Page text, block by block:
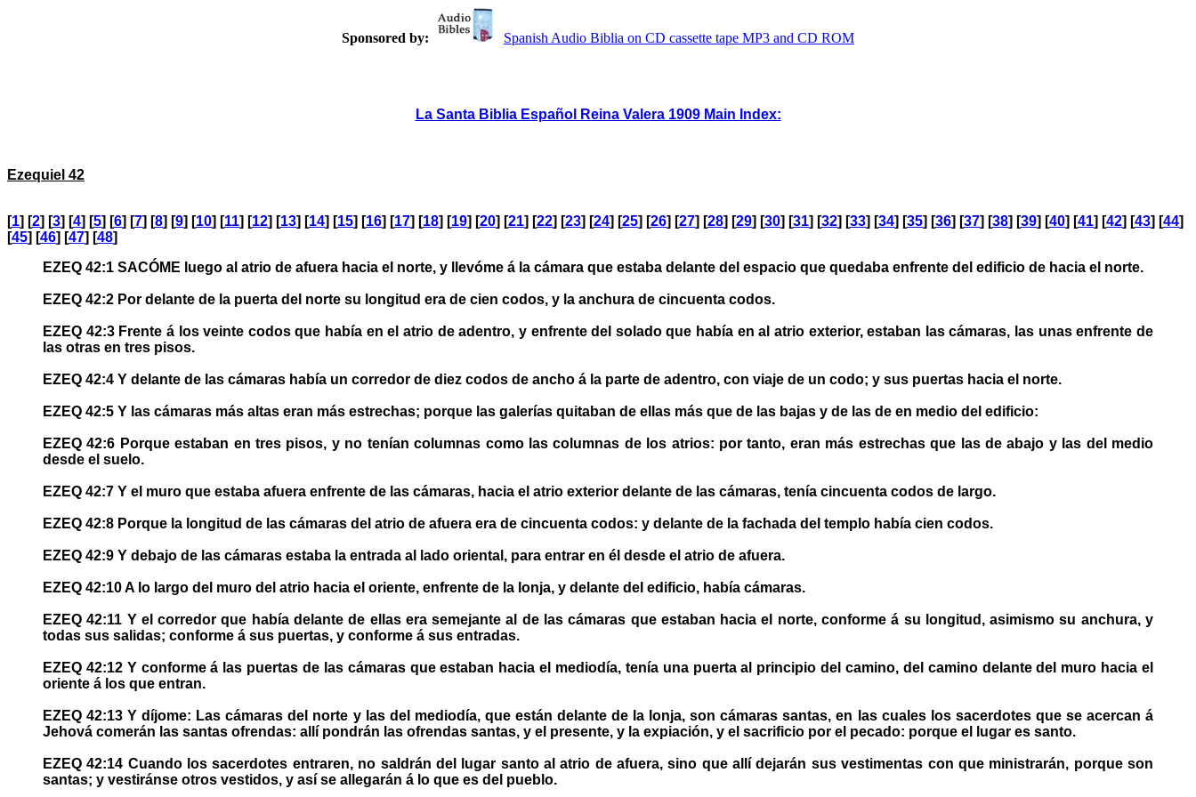
Sponsored by: Spanish Audio Biblia on CD cassette tape MP3 and CD ROM
La Santa Biblia Español Reina Valera 1909 Main Index:
Ezequiel 42
[1] [2] [3] [4] [5] [6] [7] [8] [9] [10] [11] [12] [13] [14] [15] [16] [17] [18] [19] [20] [21] [22] [23] [24] [25] [26] [27] [28] [29] [30] [31] [32] [33] [34] [35] [36] [37] [38] [39] [40] [41] [42] [43] [44]
[45] [46] [47] [48]
EZEQ 42:1 SACÓME luego al atrio de afuera hacia el norte, y llevóme á la cámara que estaba delante del espacio que quedaba enfrente del edificio de hacia el norte.
EZEQ 42:2 Por delante de la puerta del norte su longitud era de cien codos, y la anchura de cincuenta codos.
EZEQ 42:3 Frente á los veinte codos que había en el atrio de adentro, y enfrente del solado que había en al atrio exterior, estaban las cámaras, las unas enfrente de
las otras en tres pisos.
EZEQ 42:4 Y delante de las cámaras había un corredor de diez codos de ancho á la parte de adentro, con viaje de un codo; y sus puertas hacia el norte.
EZEQ 42:5 Y las cámaras más altas eran más estrechas; porque las galerías quitaban de ellas más que de las bajas y de las de en medio del edificio:
EZEQ 42:6 Porque estaban en tres pisos, y no tenían columnas como las columnas de los atrios: por tanto, eran más estrechas que las de abajo y las del medio
desde el suelo.
EZEQ 42:7 Y el muro que estaba afuera enfrente de las cámaras, hacia el atrio exterior delante de las cámaras, tenía cincuenta codos de largo.
EZEQ 42:8 Porque la longitud de las cámaras del atrio de afuera era de cincuenta codos: y delante de la fachada del templo había cien codos.
EZEQ 42:9 Y debajo de las cámaras estaba la entrada al lado oriental, para entrar en él desde el atrio de afuera.
EZEQ 42:10 A lo largo del muro del atrio hacia el oriente, enfrente de la lonja, y delante del edificio, había cámaras.
EZEQ 42:11 Y el corredor que había delante de ellas era semejante al de las cámaras que estaban hacia el norte, conforme á su longitud, asimismo su anchura, y
todas sus salidas; conforme á sus puertas, y conforme á sus entradas.
EZEQ 42:12 Y conforme á las puertas de las cámaras que estaban hacia el mediodía, tenía una puerta al principio del camino, del camino delante del muro hacia el
oriente á los que entran.
EZEQ 42:13 Y díjome: Las cámaras del norte y las del mediodía, que están delante de la lonja, son cámaras santas, en las cuales los sacerdotes que se acercan á
Jehová comerán las santas ofrendas: allí pondrán las ofrendas santas, y el presente, y la expiación, y el sacrificio por el pecado: porque el lugar es santo.
EZEQ 42:14 Cuando los sacerdotes entraren, no saldrán del lugar santo al atrio de afuera, sino que allí dejarán sus vestimentas con que ministrarán, porque son
santas; y vestiránse otros vestidos, y así se allegarán á lo que es del pueblo.